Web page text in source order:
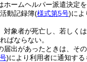
ホームヘルパー派遣決定
動記録簿(様式第5号)によ
対象者が死亡し、若しく
ばならない。
届出があったときは、そ
)により利用者に通知する